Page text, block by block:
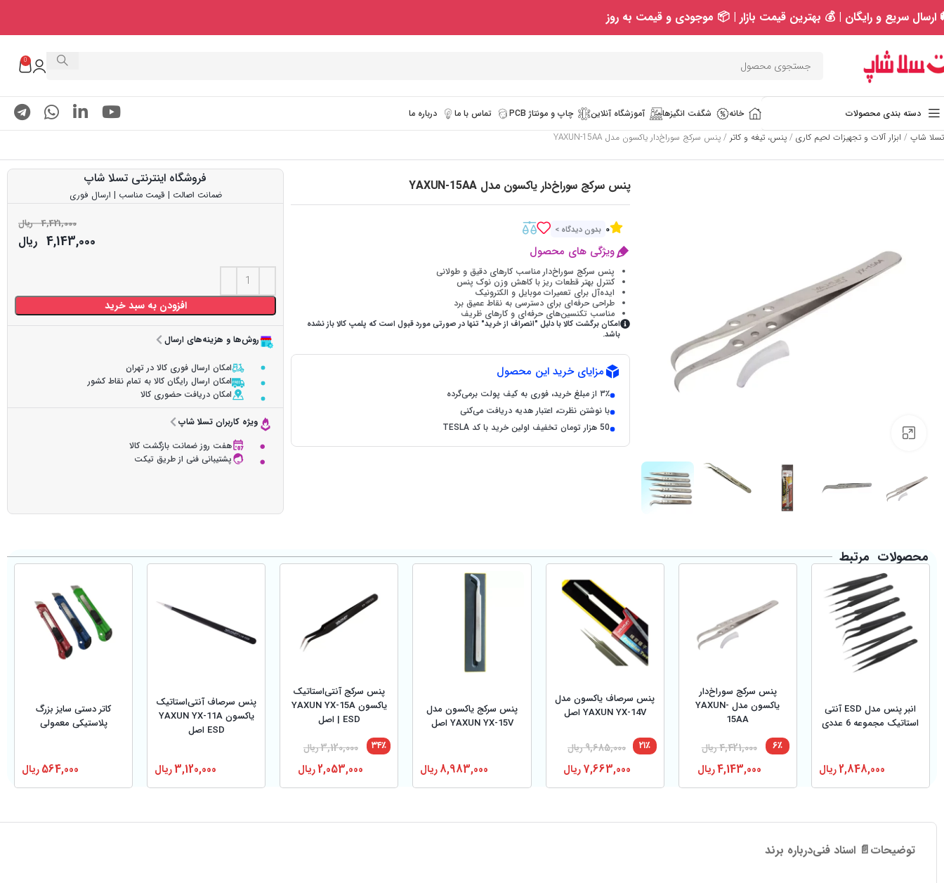
ارسال سریع و رایگان | 💰 بهترین قیمت بازار | 📦 موجودی و قیمت به روز
0
دسته بندی محصولات خانه شگفت انگیزها آموزشگاه آنلاین چاپ و مونتاژ PCB تماس با ما
درباره ما
تسلا شاپ / ابزار آلات و تجهیزات لحیم کاری / پنس، تیغه و کاتر / پنس سرکج سوراخ‌دار یاکسون مدل YAXUN-15AA
پنس سرکج سوراخ‌دار یاکسون مدل YAXUN-15AA
0 بدون دیدگاه >
ویژگی های محصول
پنس سرکج سوراخ‌دار مناسب کارهای دقیق و طولانی
کنترل بهتر قطعات ریز با کاهش وزن نوک پنس
ایده‌آل برای تعمیرات موبایل و الکترونیک
طراحی حرفه‌ای برای دسترسی به نقاط عمیق برد
مناسب تکنسین‌های حرفه‌ای و کارهای ظریف
امکان برگشت کالا با دلیل "انصراف از خرید" تنها در صورتی مورد قبول است که پلمپ کالا باز نشده
باشد.
مزایای خرید این محصول
۳٪ از مبلغ خرید، فوری به کیف پولت برمی‌گرده
با نوشتن نظرت، اعتبار هدیه دریافت می‌کنی
50 هزار تومان تخفیف اولین خرید با کد TESLA
فروشگاه اینترنتی تسلا شاپ
ضمانت اصالت | قیمت مناسب | ارسال فوری
4,421,000 ریال
4,143,000 ریال
افزودن به سبد خرید
روش‌ها و هزینه‌های ارسال
امکان ارسال فوری کالا در تهران
امکان ارسال رایگان کالا به تمام نقاط کشور
امکان دریافت حضوری کالا
ویژه کاربران تسلا شاپ
هفت روز ضمانت بازگشت کالا
پشتیبانی فنی از طریق تیکت
محصولات مرتبط
انبر پنس مدل ESD آنتی
استاتیک مجموعه 6 عددی
2,848,000ریال
پنس سرکج سوراخ‌دار
یاکسون مدل YAXUN-
15AA
4,421,000ریال
4,143,000ریال
۶٪
پنس سرصاف یاکسون مدل
YAXUN YX-14V اصل
9,685,000ریال
7,663,000ریال
۲۱٪
پنس سرکج یاکسون مدل
YAXUN YX-15V اصل
8,983,000ریال
پنس سرکج آنتی‌استاتیک
یاکسون YAXUN YX-15A
ESD | اصل
3,120,000ریال
2,053,000ریال
۳۴٪
پنس سرصاف آنتی‌استاتیک
یاکسون YAXUN YX-11A
ESD اصل
3,120,000ریال
کاتر دستی سایز بزرگ
پلاستیکی معمولی
564,000ریال
توضیحات📄 اسناد فنیدرباره برند